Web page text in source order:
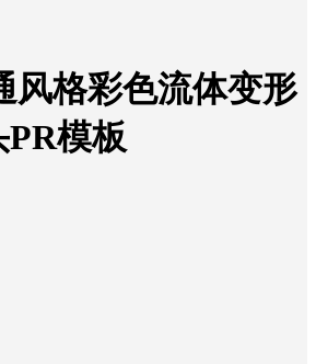
风格彩色流体变形
模板